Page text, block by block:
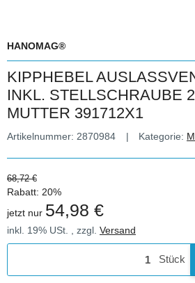
HANOMAG®
KIPPHEBEL
INKL. STELLSCHRAUBE
MUTTER 391712X1
Artikelnummer: 2870984 Kategorie:
68,72 €
Rabatt: 20%
jetzt nur 54,98 €
inkl. 19% USt. , zzgl. Versand
Stück